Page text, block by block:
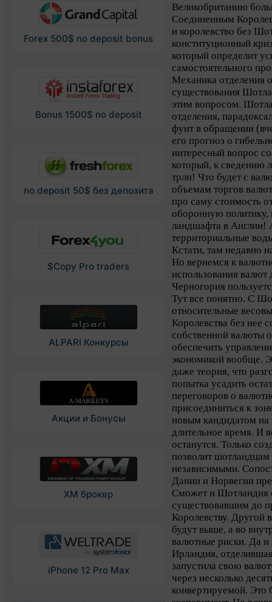
Forex 500$ no deposit bonus
Bonus 1500$ no deposit
no deposit 50$ без депозита
$Copy Pro traders
ALPARI Конкурсы
Акции и Бонусы
XM брокер
iPhone 12 Pro Max
Великобританию
Соединенным
и королевство без
конституционный
который определит
самостоятельного
Механика отделения
существования
этим вопросом.
отделения,
фунт в обращении
его прогноз о
интересный вопрос
который, к сведению
трлн! Что будет с
объемам торгов
про саму стоимость
оборонную политику,
ландшафта в Англии!
территориальные
Кстати, там недавно
Но вернемся к
использования валют
Черногория
Тут все понятно. С
относительные
Королевства без нее
собственной валюты
обеспечить
экономикой вообще.
даже теория, что
попытка усадить
переговоров о
присоединиться к
новым кандидатом на
длительное время. И
останутся. Только
позволит
независимыми.
Дании и Норвегии
Сможет и Шотландия
существовавшим до
Королевству. Другой
будут выше, а во
валютные риски. Да и
Ирландия,
запустила свою
через несколько
конвертируемой. Это